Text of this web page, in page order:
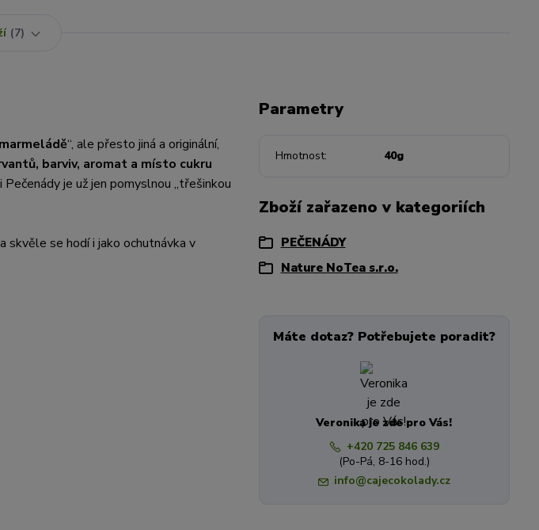
7
marmeládě“, ale přesto jiná a originální,
barviv, aromat a místo cukru
je už jen pomyslnou „třešinkou
skvěle se hodí i jako ochutnávka v
Parametry
Hmotnost 40g
Zboží zařazeno v kategoriích
PEČENÁDY
Nature NoTea s.r.o.
Máte dotaz? Potřebujete poradit?
Veronika je zde pro Vás!
+420 725 846 639
(Po-Pá, 8-16 hod.)
info@cajecokolady.cz